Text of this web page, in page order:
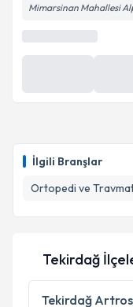
İlgili Branşlar
Ortopedi ve
Mimarsinan Mahallesi
En Yakın Saatler
Tekirdağ
Tekirdağ